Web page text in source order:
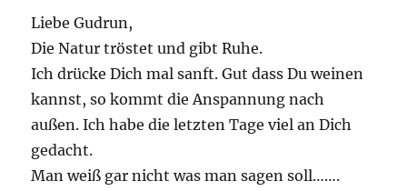
Liebe Gudrun,
Die Natur tröstet und gibt Ruhe.
Ich drücke Dich mal sanft. Gut dass Du weinen
kannst, so kommt die Anspannung nach
außen. Ich habe die letzten Tage viel an Dich
gedacht.
Man weiß gar nicht was man sagen soll…….